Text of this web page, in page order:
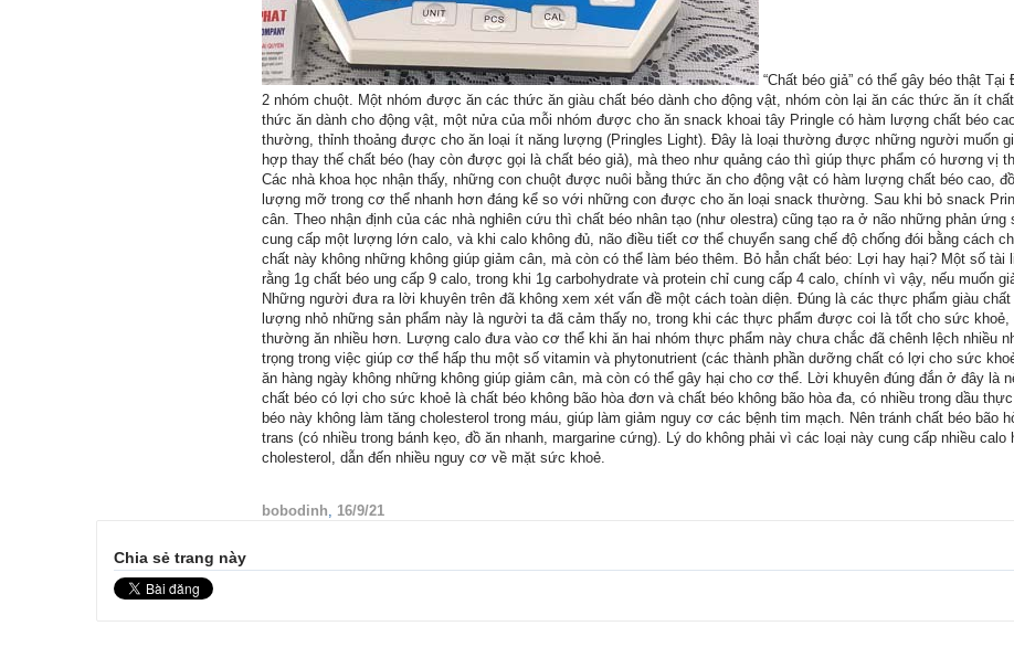
“Chất béo giả” có thể gây béo thật
2 nhóm chuột. Một nhóm được ăn các thức ăn giàu chất béo dành cho động vật, nhóm còn lại ăn các thức ăn ít
thức ăn dành cho động vật, một nửa của mỗi nhóm được cho ăn snack khoai tây Pringle có hàm lượng chất béo
thường, thỉnh thoảng được cho ăn loại ít năng lượng (Pringles Light). Đây là loại thường được những người muốn
hợp thay thế chất béo (hay còn được gọi là chất béo giả), mà theo như quảng cáo thì giúp thực phẩm có hương vị
Các nhà khoa học nhận thấy, những con chuột được nuôi bằng thức ăn cho động vật có hàm lượng chất béo cao,
lượng mỡ trong cơ thể nhanh hơn đáng kể so với những con được cho ăn loại snack thường. Sau khi bỏ snack
cân. Theo nhận định của các nhà nghiên cứu thì chất béo nhân tạo (như olestra) cũng tạo ra ở não những phản
cung cấp một lượng lớn calo, và khi calo không đủ, não điều tiết cơ thể chuyển sang chế độ chống đói bằng cách
chất này không những không giúp giảm cân, mà còn có thể làm béo thêm. Bỏ hẳn chất béo: Lợi hay hại? Một số
rằng 1g chất béo ung cấp 9 calo, trong khi 1g carbohydrate và protein chỉ cung cấp 4 calo, chính vì vậy, nếu muốn
Những người đưa ra lời khuyên trên đã không xem xét vấn đề một cách toàn diện. Đúng là các thực phẩm giàu
lượng nhỏ những sản phẩm này là người ta đã cảm thấy no, trong khi các thực phẩm được coi là tốt cho sức
thường ăn nhiều hơn. Lượng calo đưa vào cơ thể khi ăn hai nhóm thực phẩm này chưa chắc đã chênh lệch nhiều
trọng trong việc giúp cơ thể hấp thu một số vitamin và phytonutrient (các thành phần dưỡng chất có lợi cho sức
ăn hàng ngày không những không giúp giảm cân, mà còn có thể gây hại cho cơ thể. Lời khuyên đúng đắn ở đây là
chất béo có lợi cho sức khoẻ là chất béo không bão hòa đơn và chất béo không bão hòa đa, có nhiều trong dầu
béo này không làm tăng cholesterol trong máu, giúp làm giảm nguy cơ các bệnh tim mạch. Nên tránh chất béo bão
trans (có nhiều trong bánh kẹo, đồ ăn nhanh, margarine cứng). Lý do không phải vì các loại này cung cấp nhiều
cholesterol, dẫn đến nhiều nguy cơ về mặt sức khoẻ.
bobodinh, 16/9/21
Chia sẻ trang này